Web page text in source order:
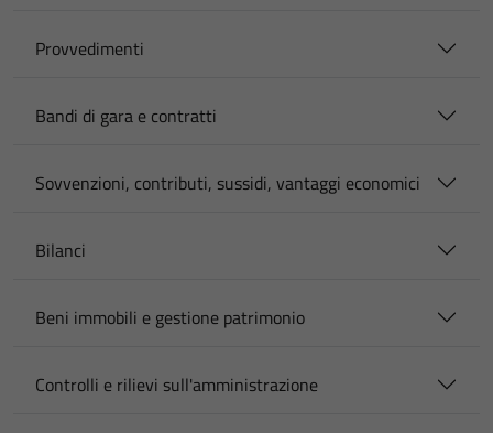
Provvedimenti
Bandi di gara e contratti
Sovvenzioni, contributi, sussidi, vantaggi economici
Bilanci
Beni immobili e gestione patrimonio
Controlli e rilievi sull'amministrazione